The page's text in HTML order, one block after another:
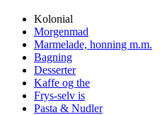
Kolonial
Morgenmad
Marmelade, honning m.m.
Bagning
Desserter
Kaffe og the
Frys-selv is
Pasta & Nudler